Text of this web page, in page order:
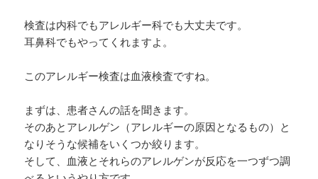
検査は内科でもアレルギー科でも大丈夫です。
耳鼻科でもやってくれますよ。
このアレルギー検査は血液検査ですね。
まずは、患者さんの話を聞きます。
そのあとアレルゲン（アレルギーの原因となるもの）と
なりそうな候補をいくつか絞ります。
そして、血液とそれらのアレルゲンが反応を一つずつ調